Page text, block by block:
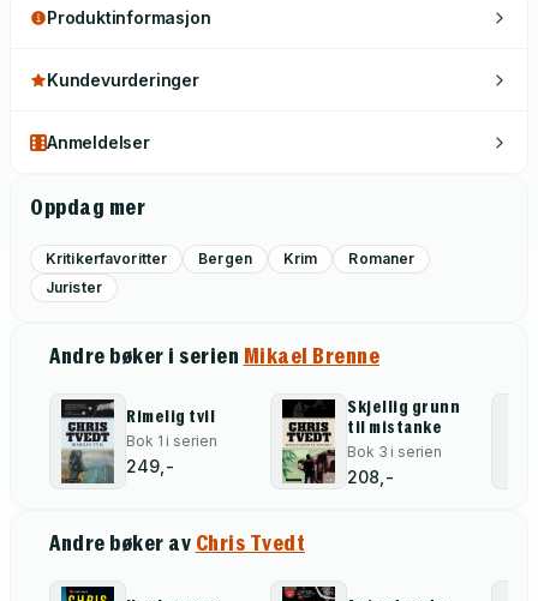
Produktinformasjon
Kundevurderinger
Anmeldelser
Oppdag mer
Kritikerfavoritter Bergen Krim
Romaner
Jurister
Andre bøker i serien Mikael Brenne
Rimelig tvil
Bok 1 i serien
249,-
Skjellig grunn
til mistanke
Bok 3 i serien
208,-
Andre bøker av Chris Tvedt